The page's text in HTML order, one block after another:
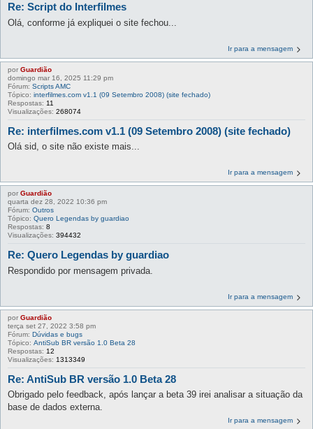
Re: Script do Interfilmes
Olá, conforme já expliquei o site fechou...
Ir para a mensagem
por Guardião
domingo mar 16, 2025 11:29 pm
Fórum: Scripts AMC
Tópico: interfilmes.com v1.1 (09 Setembro 2008) (site fechado)
Respostas: 11
Visualizações: 268074
Re: interfilmes.com v1.1 (09 Setembro 2008) (site fechado)
Olá sid, o site não existe mais...
Ir para a mensagem
por Guardião
quarta dez 28, 2022 10:36 pm
Fórum: Outros
Tópico: Quero Legendas by guardiao
Respostas: 8
Visualizações: 394432
Re: Quero Legendas by guardiao
Respondido por mensagem privada.
Ir para a mensagem
por Guardião
terça set 27, 2022 3:58 pm
Fórum: Dúvidas e bugs
Tópico: AntiSub BR versão 1.0 Beta 28
Respostas: 12
Visualizações: 1313349
Re: AntiSub BR versão 1.0 Beta 28
Obrigado pelo feedback, após lançar a beta 39 irei analisar a situação da
base de dados externa.
Ir para a mensagem